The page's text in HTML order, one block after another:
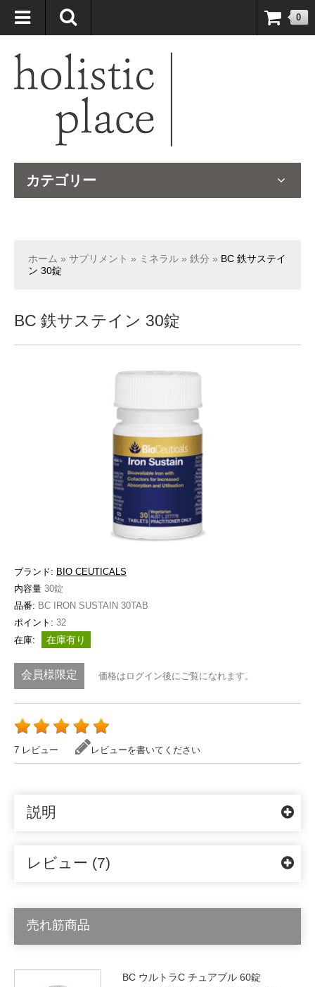
自然療法大国のオーストラリアより、臨床経験＆知識の豊富なナチュ
ロパスが厳選したサプリメントや ナチュラルグッズをお届けします！
0
カテゴリー
ホーム » サプリメント » ミネラル » 鉄分 » BC 鉄サステイ
ン 30錠
BC 鉄サステイン 30錠
ブランド: BIO CEUTICALS
内容量 30錠
品番: BC IRON SUSTAIN 30TAB
ポイント: 32
在庫:
在庫有り
会員様限定 価格はログイン後にご覧になれます。
7 レビュー レビューを書いてください
説明
レビュー (7)
売れ筋商品
BC ウルトラC チュアブル 60錠